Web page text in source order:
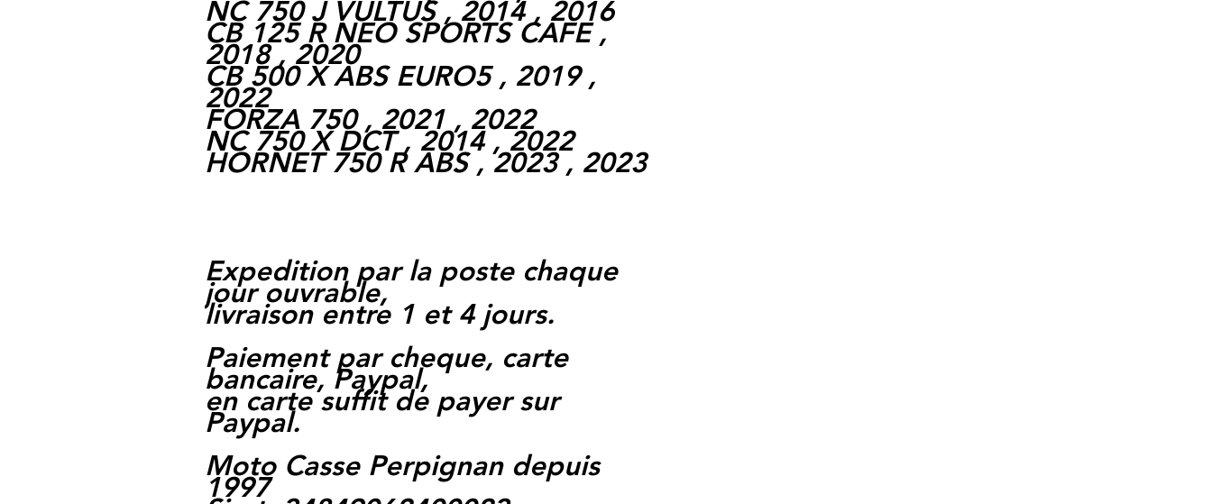
NC 750 J VULTUS , 2014 , 2016
CB 125 R NEO SPORTS CAFE ,
2018 , 2020
CB 500 X ABS EURO5 , 2019 ,
2022
FORZA 750 , 2021 , 2022
NC 750 X DCT , 2014 , 2022
HORNET 750 R ABS , 2023 , 2023
Expedition par la poste chaque
jour ouvrable,
livraison entre 1 et 4 jours.
Paiement par cheque, carte
bancaire, Paypal,
en carte suffit de payer sur
Paypal.
Moto Casse Perpignan depuis
1997